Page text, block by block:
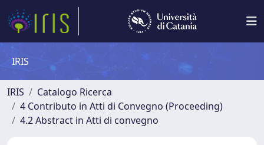
IRIS
IRIS
Catalogo Ricerca
4 Contributo in Atti di Convegno (Proceeding)
4.2 Abstract in Atti di convegno